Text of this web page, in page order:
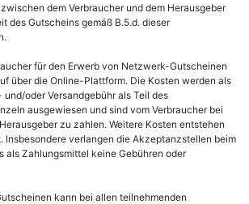
dem Verbraucher und dem Herausgeber
des Gutscheins gemäß B.5.d. dieser
für den Erwerb von Netzwerk-Gutscheinen
über die Online-Plattform. Die Kosten werden als
oder Versandgebühr als Teil des
ausgewiesen und sind vom Verbraucher bei
zu zahlen. Weitere Kosten entstehen
Insbesondere verlangen die Akzeptanzstellen beim
als Zahlungsmittel keine Gebühren oder
kann bei allen teilnehmenden